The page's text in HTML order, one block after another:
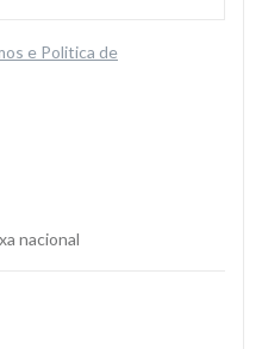
e Politica de
nacional